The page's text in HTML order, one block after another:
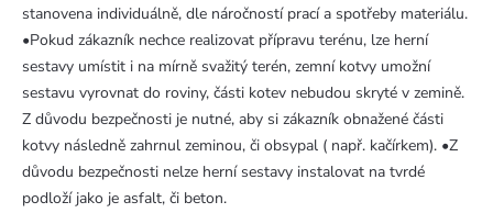
stanovena individuálně, dle náročností prací a spotřeby materiálu.
•Pokud zákazník nechce realizovat přípravu terénu, lze herní
sestavy umístit i na mírně svažitý terén, zemní kotvy umožní
sestavu vyrovnat do roviny, části kotev nebudou skryté v zemině.
Z důvodu bezpečnosti je nutné, aby si zákazník obnažené části
kotvy následně zahrnul zeminou, či obsypal ( např. kačírkem). •Z
důvodu bezpečnosti nelze herní sestavy instalovat na tvrdé
podloží jako je asfalt, či beton.